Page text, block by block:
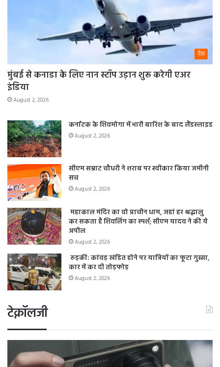
देश
मुंबई से कनाडा के लिए नान स्टॉप उड़ान शुरू करेगी एअर
इंडिया
August 2, 2026
कर्नाटक के शिवमोगा में भारी बारिश के बाद लैंडस्लाइड
August 2, 2026
सीएम सम्राट चौधरी ने शराब पर स्वीकार किया जमीनी
सच
August 2, 2026
महाकाल मंदिर का वो प्राचीन धाम, जहां हर श्रद्धालु
कर सकता है शिवलिंग का स्पर्श; सीएम यादव ने की ये
अपील
August 2, 2026
रुड़की: कांवड़ खंडित होने पर यात्रियों का फूटा गुस्सा,
कार में कर दी तोड़फोड़
August 2, 2026
टेक्नॉलजी